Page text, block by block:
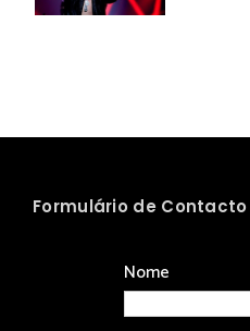
Formulário de Contacto
Nome